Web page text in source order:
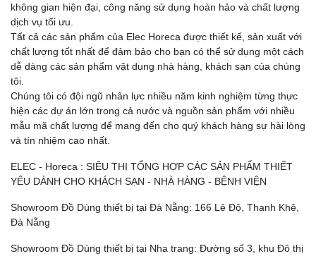
không gian hiện đại, công năng sử dụng hoàn hảo và chất lượng
dịch vụ tối ưu.
Tất cả các sản phẩm của Elec Horeca được thiết kế, sản xuất với
chất lượng tốt nhất để đảm bảo cho bạn có thể sử dụng một cách
dễ dàng các sản phẩm vật dụng nhà hàng, khách sạn của chúng
tôi.
Chúng tôi có đội ngũ nhân lực nhiều năm kinh nghiệm từng thực
hiện các dự án lớn trong cả nước và nguồn sản phẩm với nhiều
mẫu mã chất lượng để mang đến cho quý khách hàng sự hài lòng
và tín nhiệm cao nhất.
ELEC - Horeca : SIÊU THỊ TỔNG HỢP CÁC SẢN PHẨM THIẾT
YẾU DÀNH CHO KHÁCH SẠN - NHÀ HÀNG - BỆNH VIỆN
Showroom Đồ Dùng thiết bị tại Đà Nẵng: 166 Lê Độ, Thanh Khê,
Đà Nẵng
Showroom Đồ Dùng thiết bị tại Nha trang: Đường số 3, khu Đô thị